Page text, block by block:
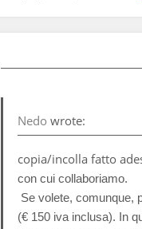
Nedo wrote:
copia/incolla fatto
con cui collaboriamo.
Se volete, comunque,
(€ 150 iva inclusa). In